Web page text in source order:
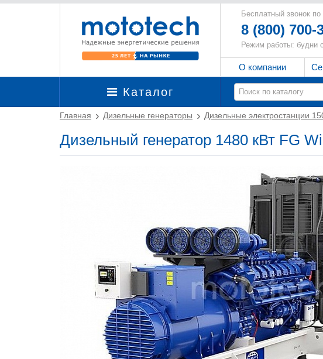
Бесплатный звонок
8 (800) 700-
Режим работы: будни
О компании
Каталог
Главная Дизельные генераторы Дизельные электростанции
Дизельный генератор 1480 кВт FG